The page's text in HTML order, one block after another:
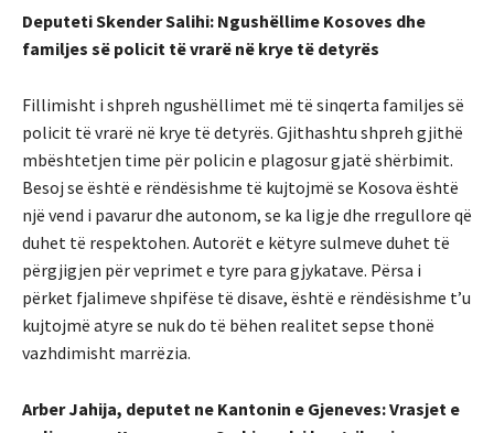
Deputeti Skender Salihi: Ngushëllime Kosoves dhe
familjes së policit të vrarë në krye të detyrës
Fillimisht i shpreh ngushëllimet më të sinqerta familjes së
policit të vrarë në krye të detyrës. Gjithashtu shpreh gjithë
mbështetjen time për policin e plagosur gjatë shërbimit.
Besoj se është e rëndësishme të kujtojmë se Kosova është
një vend i pavarur dhe autonom, se ka ligje dhe rregullore që
duhet të respektohen. Autorët e këtyre sulmeve duhet të
përgjigjen për veprimet e tyre para gjykatave. Përsa i
përket fjalimeve shpifëse të disave, është e rëndësishme t’u
kujtojmë atyre se nuk do të bëhen realitet sepse thonë
vazhdimisht marrëzia.
Arber Jahija, deputet ne Kantonin e Gjeneves: Vrasjet e